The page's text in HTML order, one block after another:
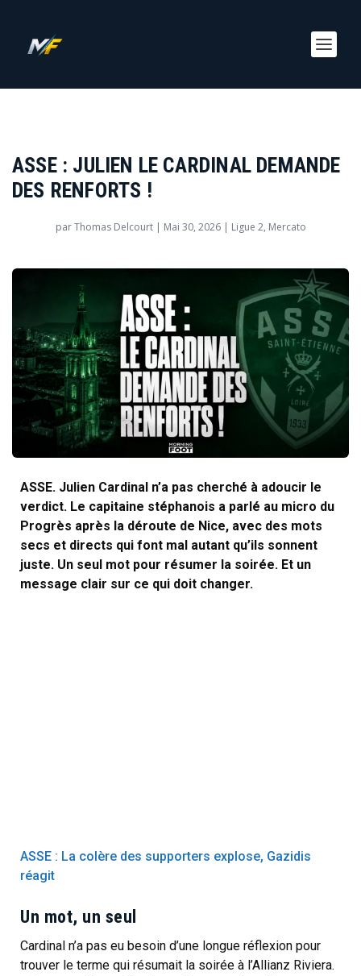
ASSE : JULIEN LE CARDINAL DEMANDE
DES RENFORTS !
parThomas Delcourt| Mai 30, 2026| Ligue 2, Mercato
ASSE. Julien Cardinal n’a pas cherché à adoucir le
verdict. Le capitaine stéphanois a parlé au micro du
Progrès après la déroute de Nice, avec des mots
secs et directs qui font mal autant qu’ils sonnent
juste. Un seul mot pour résumer la soirée. Et un
message clair sur ce qui doit changer.
ASSE : La colère des supporters explose, Gazidis
réagit
Un mot, un seul
Cardinal n’a pas eu besoin d’une longue réflexion pour
trouver le terme qui résumait la soirée à l’Allianz Riviera.